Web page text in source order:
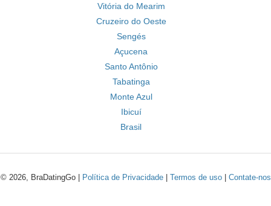
Vitória do Mearim
Cruzeiro do Oeste
Sengés
Açucena
Santo Antônio
Tabatinga
Monte Azul
Ibicuí
Brasil
© 2026, BraDatingGo | Política de Privacidade| Termos de uso| Contate-nos